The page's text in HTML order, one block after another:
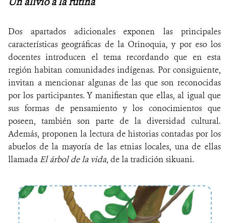
Dos apartados adicionales exponen las principales
características geográficas de la Orinoquia, y por eso los
docentes introducen el tema recordando que en esta
región habitan comunidades indígenas. Por consiguiente,
invitan a mencionar algunas de las que son reconocidas
por los participantes. Y manifiestan que ellas, al igual que
sus formas de pensamiento y los conocimientos que
poseen, también son parte de la diversidad cultural.
Además, proponen la lectura de historias contadas por los
abuelos de la mayoría de las etnias locales, una de ellas
llamada El árbol de la vida, de la tradición sikuani.